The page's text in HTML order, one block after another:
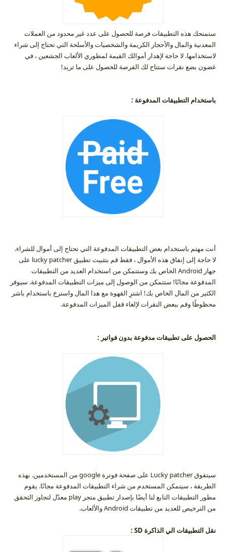
ستمنحك هذه التطبيقات فرصة للحصول على عدد غير محدود من العملات
المعدنية والمال والأحجار الكريمة والشخصيات والأسلحة التي تحتاج إلى شراء
لاستخدامها. لا حاجة لإهدار أموالك القيمة لمطوري الألعاب الجشعين ، في
غضون بضع نقرات ستتاح لك الفرصة للحصول على ما تريد!
باستخدام التطبيقات المدفوعة :
أنت مهتم باستخدام بعض التطبيقات المدفوعة التي تحتاج إلى أموال للشراء.
لا حاجة إلى إنفاق هذه الأموال ، فقط قم بتثبيت تطبيق lucky patcher على
جهاز Android الخاص بك وستتمكن من استخدام العديد من التطبيقات
المدفوعة مجانًا! ستتمكن من الوصول إلى ميزات التطبيقات المدفوعة. سيوفر
الكثير من المال الخاص بك! اشترِ القهوة مع هذا المال واسترخ باستخدام باشر
محظوظًا وقم ببعض النقرات لإلغاء قفل الميزات المدفوعة.
الحصول على تطبيقات مدفوعة بدون فواتير :
سيتفوق Lucky patcher على صفحة فوترة google من المستخدمين. بهذه
الطريقة ، سيتمكن المستخدم من شراء التطبيقات المدفوعة مجانًا. يقوم
مطور التطبيقات التابع لنا أيضًا بإصدار تطبيق متجر play معدّل لتجاوز التحقق
من الترخيص للعديد من تطبيقات Android والألعاب.
نقل التطبيقات الي الذاكرة SD
: